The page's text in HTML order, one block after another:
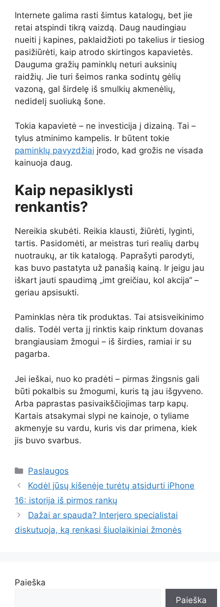
Internete galima rasti šimtus katalogų, bet jie
retai atspindi tikrą vaizdą. Daug naudingiau
nueiti į kapines, paklaidžioti po takelius ir tiesiog
pasižiūrėti, kaip atrodo skirtingos kapavietės.
Dauguma gražių paminklų neturi auksinių
raidžių. Jie turi šeimos ranka sodintų gėlių
vazoną, gal širdelę iš smulkių akmenėlių,
nedidelį suoliuką šone.
Tokia kapavietė – ne investicija į dizainą. Tai –
tylus atminimo kampelis. Ir būtent tokie
paminklų pavyzdžiai įrodo, kad grožis ne visada
kainuoja daug.
Kaip nepasiklysti
renkantis?
Nereikia skubėti. Reikia klausti, žiūrėti, lyginti,
tartis. Pasidomėti, ar meistras turi realių darbų
nuotraukų, ar tik katalogą. Paprašyti parodyti,
kas buvo pastatyta už panašią kainą. Ir jeigu jau
iškart jauti spaudimą „imt greičiau, kol akcija“ –
geriau apsisukti.
Paminklas nėra tik produktas. Tai atsisveikinimo
dalis. Todėl verta jį rinktis kaip rinktum dovanas
brangiausiam žmogui – iš širdies, ramiai ir su
pagarba.
Jei ieškai, nuo ko pradėti – pirmas žingsnis gali
būti pokalbis su žmogumi, kuris tą jau išgyveno.
Arba paprastas pasivaikščiojimas tarp kapų.
Kartais atsakymai slypi ne kainoje, o tyliame
akmenyje su vardu, kuris vis dar primena, kiek
jis buvo svarbus.
Kategorijos
Paslaugos
Kodėl jūsų kišenėje turėtų atsidurti iPhone
16: istorija iš pirmos rankų
Dažai ar spauda? Interjero specialistai
diskutuoja, ką renkasi šiuolaikiniai žmonės
Paieška
Paieška